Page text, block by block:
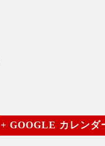
+ GOOGLE カレンダ